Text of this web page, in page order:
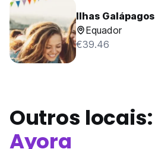
Ilhas Galápagos
Equador
€39.46
Outros locais:
Ayora